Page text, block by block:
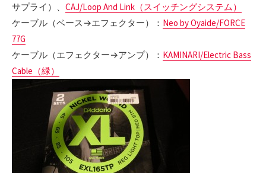
サプライ）、 CAJ/Loop And Link（スイッチングシステム）
ケーブル（ベース→エフェクター）： Neo by Oyaide/FORCE
77G
ケーブル（エフェクター→アンプ）： KAMINARI/Electric Bass
Cable（緑）